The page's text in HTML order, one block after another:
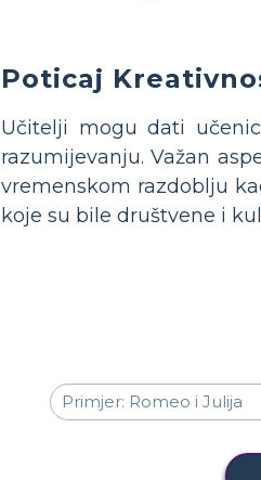
Poticaj
Učitelji mogu dati
razumijevanju. Važan
vremenskom razdoblju
koje su bile društvene i